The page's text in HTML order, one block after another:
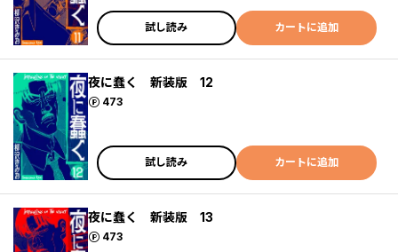
試し読み カートに追加
夜に蠢く 新装版 12
473
ポイント
試し読み カートに追加
夜に蠢く 新装版 13
473
ポイント